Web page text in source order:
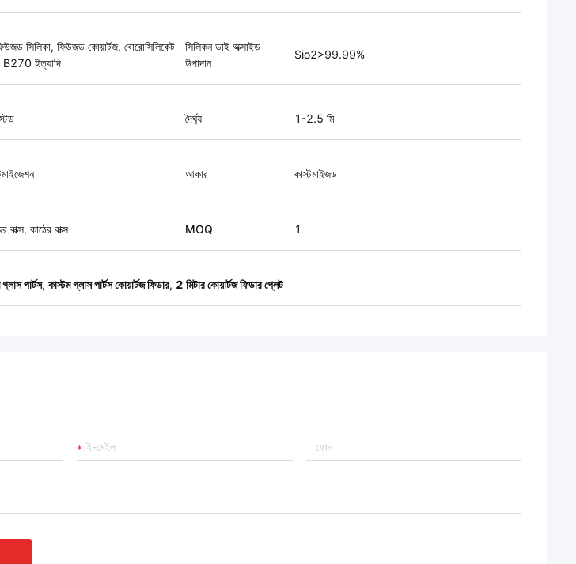
সিলিকা, ফিউজড কোয়ার্টজ, বোরোসিলিকেট
ইত্যাদি
সিলিকন ডাই অক্সাইড
উপাদান
Sio2>99.99%
দৈর্ঘ্য 1-2.5 মি
আকার কাস্টমাইজড
কাঠের বাক্স MOQ 1
পার্টস, কাস্টম গ্লাস পার্টস কোয়ার্টজ ফিডার, 2 মিটার কোয়ার্টজ ফিডার প্লেট